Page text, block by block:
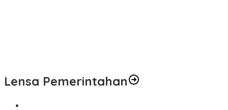
Lensa Pemerintahan